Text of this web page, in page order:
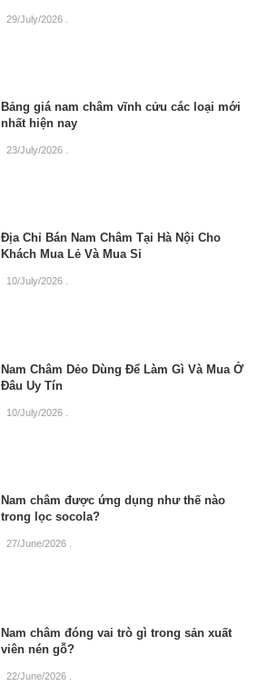
29/July/2026
Bảng giá nam châm vĩnh cửu các loại mới
nhất hiện nay
23/July/2026
Địa Chỉ Bán Nam Châm Tại Hà Nội Cho
Khách Mua Lẻ Và Mua Sỉ
10/July/2026
Nam Châm Dẻo Dùng Để Làm Gì Và Mua Ở
Đâu Uy Tín
10/July/2026
Nam châm được ứng dụng như thế nào
trong lọc socola?
27/June/2026
Nam châm đóng vai trò gì trong sản xuất
viên nén gỗ?
22/June/2026